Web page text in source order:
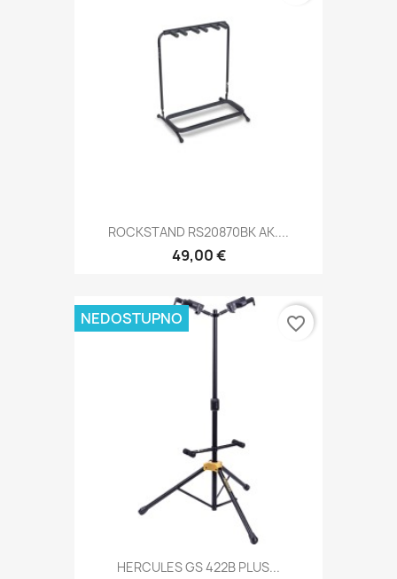
ROCKSTAND RS20870BK AK....
49,00 €
HERCULES GS 422B PLUS...
NEDOSTUPNO favorite_border